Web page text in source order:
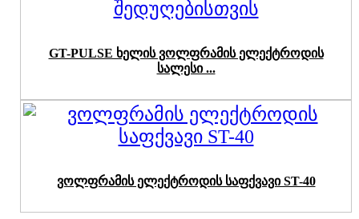
GT-PULSE ხელის ვოლფრამის ელექტროდის
სალესი ...
ვოლფრამის ელექტროდის საფქვავი ST-40